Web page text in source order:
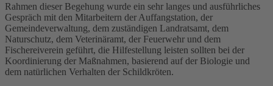
Rahmen dieser Begehung wurde ein sehr langes und ausführliches
Gespräch mit den Mitarbeitern der Auffangstation, der
Gemeindeverwaltung, dem zuständigen Landratsamt, dem
Naturschutz, dem Veterinäramt, der Feuerwehr und dem
Fischereiverein geführt, die Hilfestellung leisten sollten bei der
Koordinierung der Maßnahmen, basierend auf der Biologie und
dem natürlichen Verhalten der Schildkröten.